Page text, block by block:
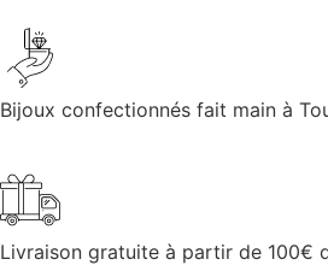
Bijoux confectionnés fait main à
Livraison gratuite à partir de 100€